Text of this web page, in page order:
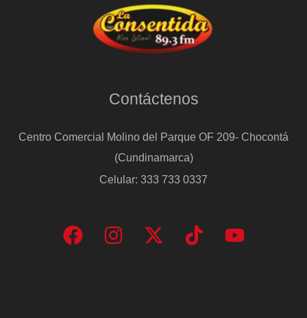
Contáctenos
Centro Comercial Molino del Parque OF 209- Chocontá
(Cundinamarca)
Celular: 333 733 0337